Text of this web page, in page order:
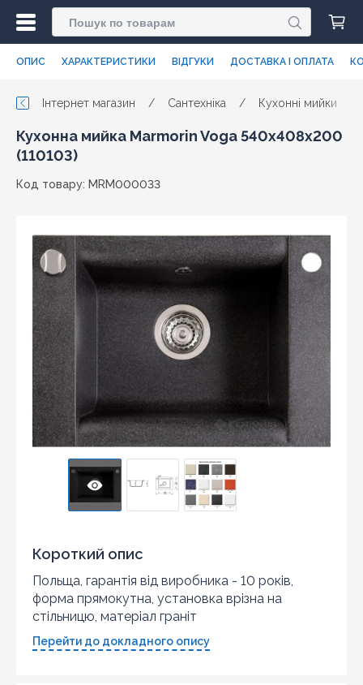
ОПИС ХАРАКТЕРИСТИКИ ВІДГУКИ ДОСТАВКА І ОПЛАТА
Інтернет магазин / Сантехніка / Кухонні мийки
Кухонна мийка Marmorin Voga 540х408х200
(110103)
Код товару: MRM000033
Короткий опис
Польща, гарантія від виробника - 10 років,
форма прямокутна, установка врізна на
стільницю, матеріал граніт
Перейти до докладного опису